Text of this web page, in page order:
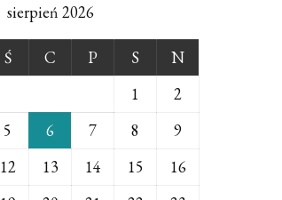
sierpień 2026
Ś C P S
N
1
2
5 6 7 8
9
12 13 14 15
16